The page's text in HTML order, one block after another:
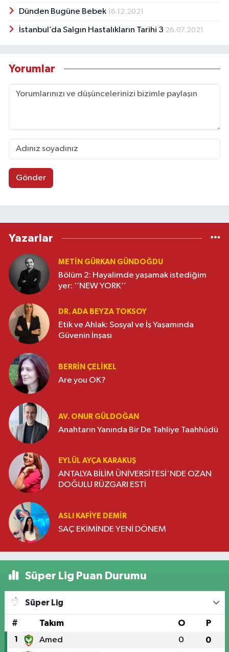
Dünden Bugüne Bebek 16.12.2021
İstanbul’da Salgın Hastalıkların Tarihi 3 26.07.2021
Yorumlar
Gönder
Yazarlar
METIN GÜRKAN GÜNDOĞDU
Bölüm 2: Hayalimde yaşamak istediğim
yer: ‘’NEW YORK’’
DR. ADA BEYZA TOKSOY
Etik ve Ahlak: Sosyal ve İş Yaşamında
Güvenin İnşası
BERRIN ÇELIKEL
Are you OK?
AV. ONUR GÜLDOĞAN
Anahtarın Yanında Bir De Tahliye Taahhüdü
EYLÜL AYÇA KARAKUŞ
ANTALYA BİLİM ÜNİVERSİTESİ'NDE OZAN
DOĞULU RÜZGARI ESTİ
ASLI KAFIYE DEMIR
SAÇ EKİMİNDE YENİ DÖNEM
Süper Lig Puan Durumu
Süper Lig
# Takım O P
1 Amed 0 0